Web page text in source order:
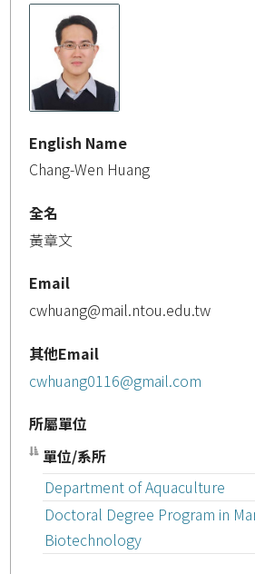
English Name
Chang-Wen Huang
全名
黃章文
Email
cwhuang@mail.ntou.edu.tw
其他Email
cwhuang0116@gmail.com
所屬單位
單位/系所
Department of Aquaculture
Doctoral Degree Program in
Biotechnology